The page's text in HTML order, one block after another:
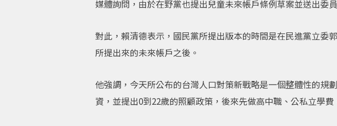
媒體詢問，由於在野黨也提出兒童未來帳戶條例草案並送出委
對此，賴清德表示，國民黨所提出版本的時間是在民進黨立委
所提出來的未來帳戶之後。
他強調，今天所公布的台灣人口對策新戰略是一個整體性的規
資，並提出0到22歲的照顧政策，後來先做高中職、公私立學